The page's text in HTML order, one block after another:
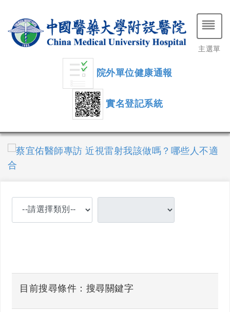
院外單位健康通報
實名登記系統
主選單
目前搜尋條件：搜尋關鍵字